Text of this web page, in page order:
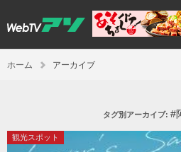
ホーム アーカイブ
タグ別アーカイブ: #
観光スポット